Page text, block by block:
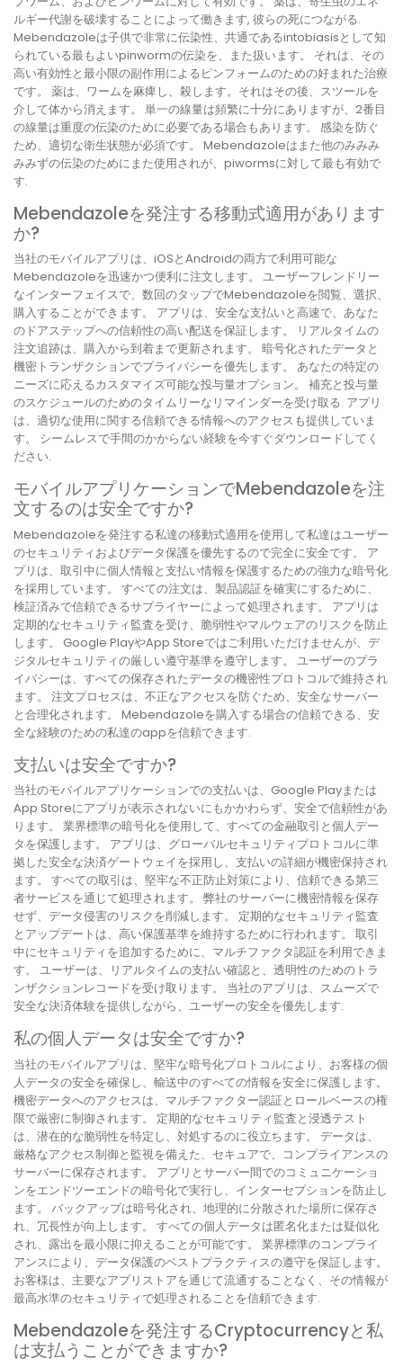
ルギー代謝を破壊することによって働きます, 彼らの死につながる.
Mebendazoleは子供で非常に伝染性、共通であるintobiasisとして知
られている最もよいpinwormの伝染を、また扱います。 それは、その
高い有効性と最小限の副作用によるピンフォームのための好まれた治療
です。 薬は、ワームを麻痺し、殺します。それはその後、スツールを
介して体から消えます。 単一の線量は頻繁に十分にありますが、2番目
の線量は重度の伝染のために必要である場合もあります。 感染を防ぐ
ため、適切な衛生状態が必須です。 Mebendazoleはまた他のみみみ
みみずの伝染のためにまた使用されが、piwormsに対して最も有効で
す.
Mebendazoleを発注する移動式適用があります
か?
当社のモバイルアプリは、iOSとAndroidの両方で利用可能な
Mebendazoleを迅速かつ便利に注文します。 ユーザーフレンドリー
なインターフェイスで、数回のタップでMebendazoleを閲覧、選択、
購入することができます。 アプリは、安全な支払いと高速で、あなた
のドアステップへの信頼性の高い配送を保証します。 リアルタイムの
注文追跡は、購入から到着まで更新されます。 暗号化されたデータと
機密トランザクションでプライバシーを優先します。 あなたの特定の
ニーズに応えるカスタマイズ可能な投与量オプション。 補充と投与量
のスケジュールのためのタイムリーなリマインダーを受け取る. アプリ
は、適切な使用に関する信頼できる情報へのアクセスも提供していま
す。 シームレスで手間のかからない経験を今すぐダウンロードしてく
ださい.
モバイルアプリケーションでMebendazoleを注
文するのは安全ですか?
Mebendazoleを発注する私達の移動式適用を使用して私達はユーザー
のセキュリティおよびデータ保護を優先するので完全に安全です。 ア
プリは、取引中に個人情報と支払い情報を保護するための強力な暗号化
を採用しています。 すべての注文は、製品認証を確実にするために、
検証済みで信頼できるサプライヤーによって処理されます。 アプリは
定期的なセキュリティ監査を受け、脆弱性やマルウェアのリスクを防止
します。 Google PlayやApp Storeではご利用いただけませんが、デ
ジタルセキュリティの厳しい遵守基準を遵守します。 ユーザーのプラ
イバシーは、すべての保存されたデータの機密性プロトコルで維持され
ます。 注文プロセスは、不正なアクセスを防ぐため、安全なサーバー
と合理化されます。 Mebendazoleを購入する場合の信頼できる、安
全な経験のための私達のappを信頼できます.
支払いは安全ですか?
当社のモバイルアプリケーションでの支払いは、Google Playまたは
App Storeにアプリが表示されないにもかかわらず、安全で信頼性があ
ります。 業界標準の暗号化を使用して、すべての金融取引と個人デー
タを保護します。 アプリは、グローバルセキュリティプロトコルに準
拠した安全な決済ゲートウェイを採用し、支払いの詳細が機密保持され
ます。 すべての取引は、堅牢な不正防止対策により、信頼できる第三
者サービスを通じて処理されます。 弊社のサーバーに機密情報を保存
せず、データ侵害のリスクを削減します。 定期的なセキュリティ監査
とアップデートは、高い保護基準を維持するために行われます。 取引
中にセキュリティを追加するために、マルチファクタ認証を利用できま
す。 ユーザーは、リアルタイムの支払い確認と、透明性のためのトラ
ンザクションレコードを受け取ります。 当社のアプリは、スムーズで
安全な決済体験を提供しながら、ユーザーの安全を優先します.
私の個人データは安全ですか?
当社のモバイルアプリは、堅牢な暗号化プロトコルにより、お客様の個
人データの安全を確保し、輸送中のすべての情報を安全に保護します。
機密データへのアクセスは、マルチファクター認証とロールベースの権
限で厳密に制御されます。 定期的なセキュリティ監査と浸透テスト
は、潜在的な脆弱性を特定し、対処するのに役立ちます。 データは、
厳格なアクセス制御と監視を備えた、セキュアで、コンプライアンスの
サーバーに保存されます。 アプリとサーバー間でのコミュニケーショ
ンをエンドツーエンドの暗号化で実行し、インターセプションを防止し
ます。 バックアップは暗号化され、地理的に分散された場所に保存さ
れ、冗長性が向上します。 すべての個人データは匿名化または疑似化
され、露出を最小限に抑えることが可能です。 業界標準のコンプライ
アンスにより、データ保護のベストプラクティスの遵守を保証します。
お客様は、主要なアプリストアを通じて流通することなく、その情報が
最高水準のセキュリティで処理されることを信頼できます.
Mebendazoleを発注するCryptocurrencyと私
は支払うことができますか?